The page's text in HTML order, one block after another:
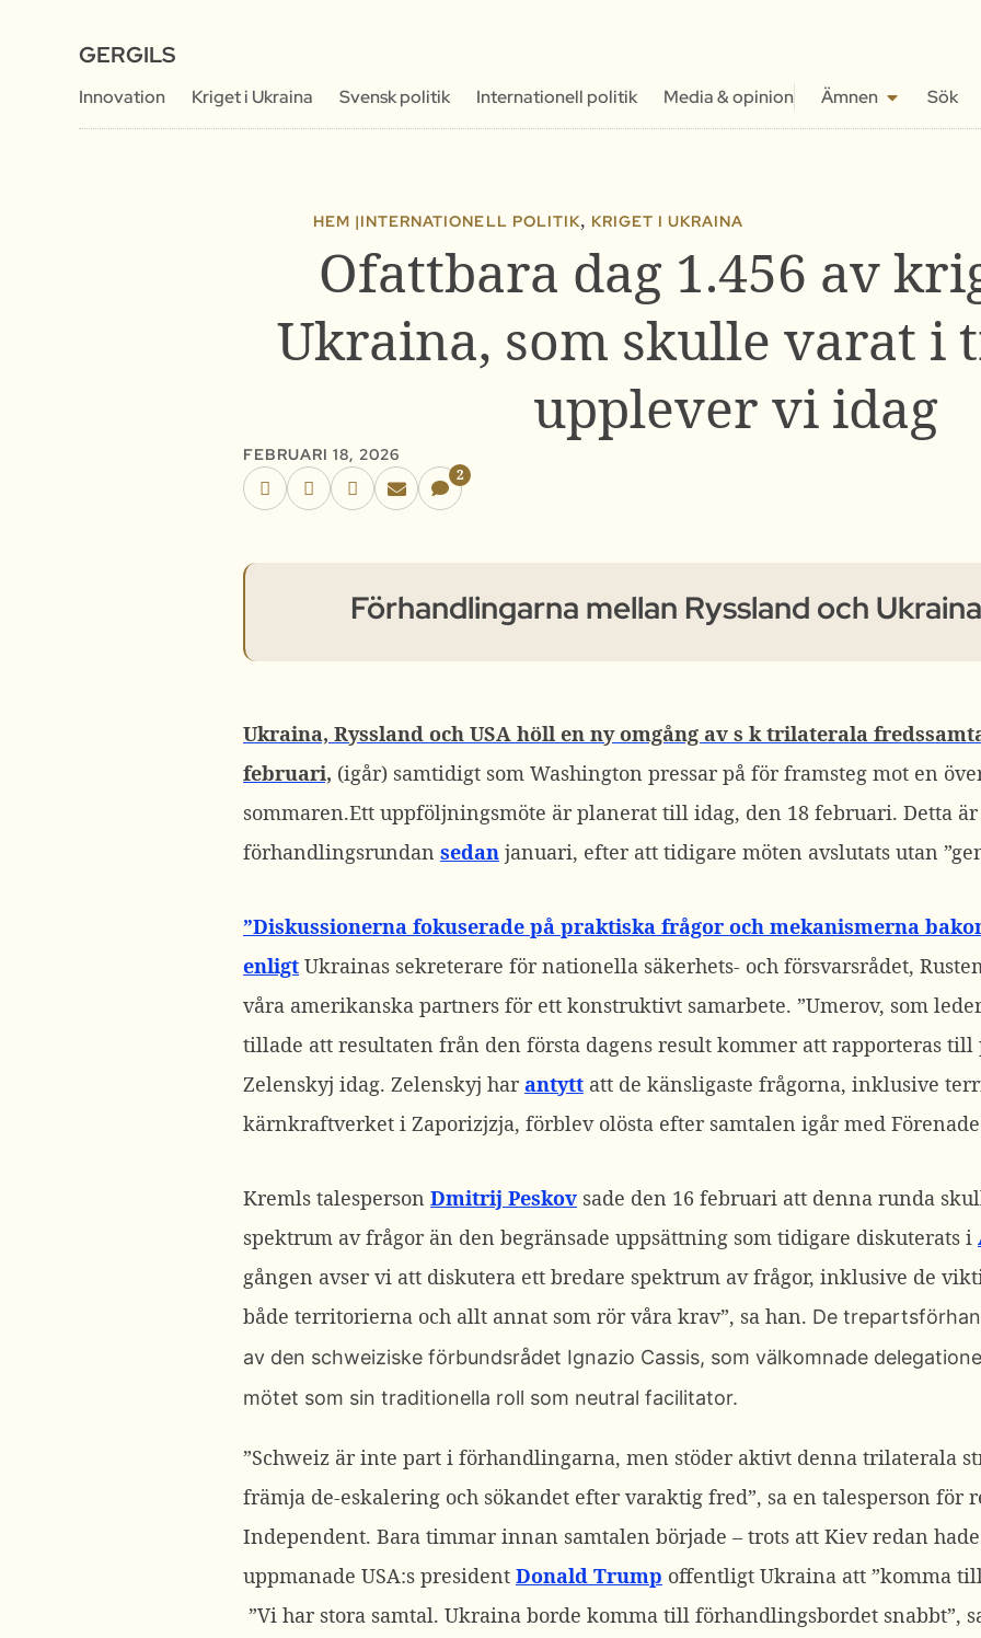
GERGILS
Innovation Kriget i Ukraina Svensk politik Internationell politik Media & opinion Ämnen Sök
HEM |INTERNATIONELL POLITIK, KRIGET I UKRAINA
Ofattbara dag 1.456 av
Ukraina, som skulle varat i
upplever vi idag
FEBRUARI 18, 2026
2
Förhandlingarna mellan Ryssland och
Ukraina, Ryssland och USA höll en ny omgång av s k trilaterala
februari, (igår) samtidigt som Washington pressar på för framsteg mot en
sommaren.Ett uppföljningsmöte är planerat till idag, den 18 februari. Detta
förhandlingsrundan sedan januari, efter att tidigare möten avslutats utan
”Diskussionerna fokuserade på praktiska frågor och mekanismerna
enligt Ukrainas sekreterare för nationella säkerhets- och försvarsrådet,
våra amerikanska partners för ett konstruktivt samarbete. ”Umerov, som
tillade att resultaten från den första dagens result kommer att rapporteras
Zelenskyj idag. Zelenskyj har antytt att de känsligaste frågorna, inklusive
kärnkraftverket i Zaporizjzja, förblev olösta efter samtalen igår med
Kremls talesperson Dmitrij Peskov sade den 16 februari att denna runda
spektrum av frågor än den begränsade uppsättning som tidigare diskuterats i
gången avser vi att diskutera ett bredare spektrum av frågor, inklusive de
både territorierna och allt annat som rör våra krav”, sa han. De
av den schweiziske förbundsrådet Ignazio Cassis, som välkomnade
mötet som sin traditionella roll som neutral facilitator.
”Schweiz är inte part i förhandlingarna, men stöder aktivt denna trilaterala
främja de-eskalering och sökandet efter varaktig fred”, sa en talesperson för
Independent. Bara timmar innan samtalen började – trots att Kiev redan
uppmanade USA:s president Donald Trump offentligt Ukraina att ”komma
”Vi har stora samtal. Ukraina borde komma till förhandlingsbordet snabbt”,